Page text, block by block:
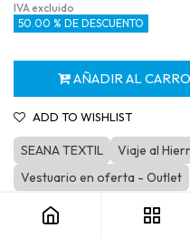
IVA excluido
50.00 % DE DESCUENTO
AÑADIR AL CARRO
ADD TO WISHLIST
SEANA TEXTIL
Viaje al
Vestuario en oferta - Outlet
Categoría: VH Vestuario